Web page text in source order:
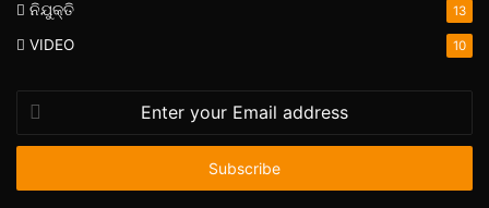
ନିଯୁକ୍ତି 13
VIDEO 10
Enter
your
Email